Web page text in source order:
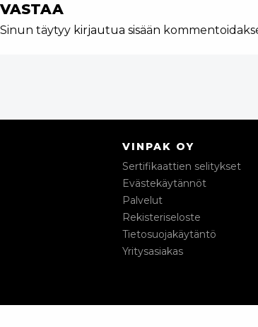
VASTAA
Sinun täytyy kirjautua sisään
VINPAK OY
Sertifikaattien selitykset
Evästekäytännöt
Palvelut
Rekisteriseloste
Tietosuojakäytäntö
Yritysasiakas